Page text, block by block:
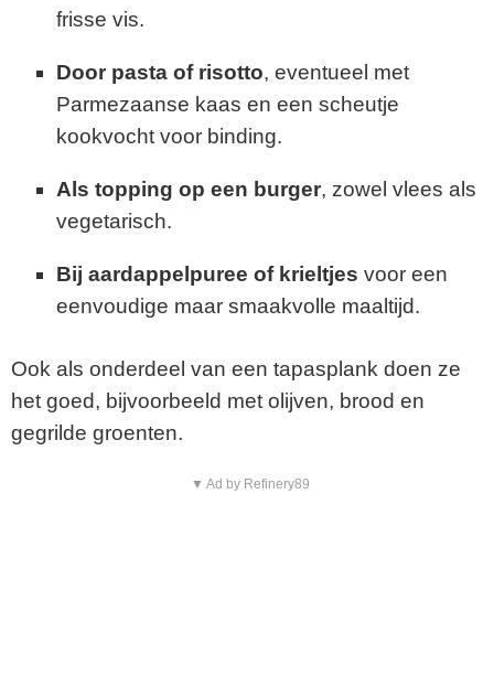
frisse vis.
Door pasta of risotto, eventueel met
Parmezaanse kaas en een scheutje
kookvocht voor binding.
Als topping op een burger, zowel vlees als
vegetarisch.
Bij aardappelpuree of krieltjes voor een
eenvoudige maar smaakvolle maaltijd.
Ook als onderdeel van een tapasplank doen ze
het goed, bijvoorbeeld met olijven, brood en
gegrilde groenten.
▼ Ad by Refinery89